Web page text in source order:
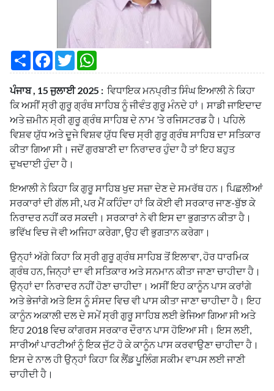
S
a
r
e
F
c
e
b
o
o
k
T
w
i
t
t
e
r
a
t
s
A
p
p
ਪੰਜਾਬ , 15 ਜੁਲਾਈ 2025 : ਵਿਧਾਇਕ ਮਨਪ੍ਰੀਤ ਸਿੰਘ ਇਆਲੀ ਨੇ ਕਿਹਾ
ਕਿ ਅਸੀਂ ਸ੍ਰੀ ਗੁਰੂ ਗ੍ਰੰਥ ਸਾਹਿਬ ਨੂੰ ਜੀਵੰਤ ਗੁਰੂ ਮੰਨਦੇ ਹਾਂ। ਸਾਡੀ ਜਾਇਦਾਦ
ਅਤੇ ਜ਼ਮੀਨ ਸ੍ਰੀ ਗੁਰੂ ਗ੍ਰੰਥ ਸਾਹਿਬ ਦੇ ਨਾਮ ’ਤੇ ਰਜਿਸਟਰਡ ਹੈ। ਪਹਿਲੇ
ਵਿਸ਼ਵ ਯੁੱਧ ਅਤੇ ਦੂਜੇ ਵਿਸ਼ਵ ਯੁੱਧ ਵਿਚ ਸ੍ਰੀ ਗੁਰੂ ਗ੍ਰੰਥ ਸਾਹਿਬ ਦਾ ਸਤਿਕਾਰ
ਕੀਤਾ ਗਿਆ ਸੀ। ਜਦੋਂ ਗੁਰਬਾਣੀ ਦਾ ਨਿਰਾਦਰ ਹੁੰਦਾ ਹੈ ਤਾਂ ਇਹ ਬਹੁਤ
ਦੁਖਦਾਈ ਹੁੰਦਾ ਹੈ।
ਇਆਲੀ ਨੇ ਕਿਹਾ ਕਿ ਗੁਰੂ ਸਾਹਿਬ ਖੁਦ ਸਜ਼ਾ ਦੇਣ ਦੇ ਸਮਰੱਥ ਹਨ। ਪਿਛਲੀਆਂ
ਸਰਕਾਰਾਂ ਦੀ ਗੱਲ ਸੀ, ਪਰ ਮੈਂ ਕਹਿੰਦਾ ਹਾਂ ਕਿ ਕੋਈ ਵੀ ਸਰਕਾਰ ਜਾਣ-ਬੁੱਝ ਕੇ
ਨਿਰਾਦਰ ਨਹੀਂ ਕਰ ਸਕਦੀ। ਸਰਕਾਰਾਂ ਨੇ ਵੀ ਇਸ ਦਾ ਭੁਗਤਾਨ ਕੀਤਾ ਹੈ।
ਭਵਿੱਖ ਵਿਚ ਜੋ ਵੀ ਅਜਿਹਾ ਕਰੇਗਾ, ਉਹ ਵੀ ਭੁਗਤਾਨ ਕਰੇਗਾ।
ਉਨ੍ਹਾਂ ਅੱਗੇ ਕਿਹਾ ਕਿ ਸ੍ਰੀ ਗੁਰੂ ਗ੍ਰੰਥ ਸਾਹਿਬ ਤੋਂ ਇਲਾਵਾ, ਹੋਰ ਧਾਰਮਿਕ
ਗ੍ਰੰਥ ਹਨ, ਜਿਨ੍ਹਾਂ ਦਾ ਵੀ ਸਤਿਕਾਰ ਅਤੇ ਸਨਮਾਨ ਕੀਤਾ ਜਾਣਾ ਚਾਹੀਦਾ ਹੈ।
ਉਨ੍ਹਾਂ ਦਾ ਨਿਰਾਦਰ ਨਹੀਂ ਹੋਣਾ ਚਾਹੀਦਾ। ਅਸੀਂ ਇਹ ਕਾਨੂੰਨ ਪਾਸ ਕਰਾਂਗੇ
ਅਤੇ ਭੇਜਾਂਗੇ ਅਤੇ ਇਸ ਨੂੰ ਸੰਸਦ ਵਿਚ ਵੀ ਪਾਸ ਕੀਤਾ ਜਾਣਾ ਚਾਹੀਦਾ ਹੈ। ਇਹ
ਕਾਨੂੰਨ ਅਕਾਲੀ ਦਲ ਦੇ ਸਮੇਂ ਸ੍ਰੀ ਗੁਰੂ ਸਾਹਿਬ ਲਈ ਭੇਜਿਆ ਗਿਆ ਸੀ ਅਤੇ
ਇਹ 2018 ਵਿਚ ਕਾਂਗਰਸ ਸਰਕਾਰ ਦੌਰਾਨ ਪਾਸ ਹੋਇਆ ਸੀ। ਇਸ ਲਈ,
ਸਾਰੀਆਂ ਪਾਰਟੀਆਂ ਨੂੰ ਇਕ ਜੁੱਟ ਹੋ ਕੇ ਕਾਨੂੰਨ ਪਾਸ ਕਰਵਾਉਣਾ ਚਾਹੀਦਾ ਹੈ।
ਇਸ ਦੇ ਨਾਲ ਹੀ ਉਨ੍ਹਾਂ ਕਿਹਾ ਕਿ ਲੈਂਡ ਪੂਲਿੰਗ ਸਕੀਮ ਵਾਪਸ ਲਈ ਜਾਣੀ
ਚਾਹੀਦੀ ਹੈ।